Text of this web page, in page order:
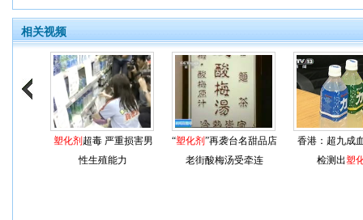
相关视频
塑化剂 超毒 严重损害男
性生殖能力
“塑化剂 ”再袭台名甜品店
老街酸梅汤受牵连
香港：超九成
检测出塑